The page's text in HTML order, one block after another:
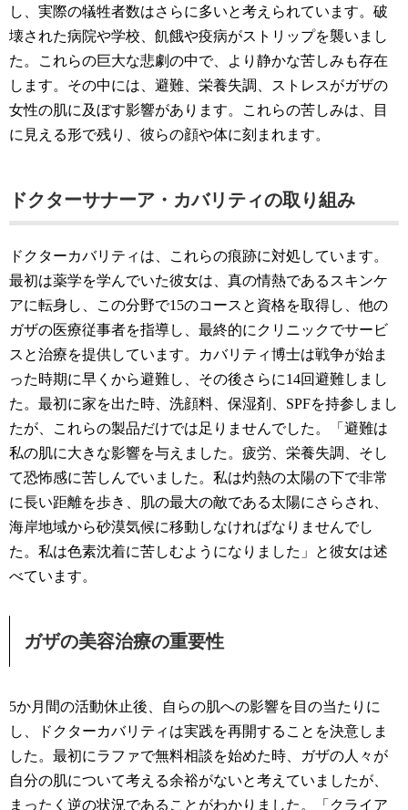
し、実際の犠牲者数はさらに多いと考えられています。破
壊された病院や学校、飢餓や疫病がストリップを襲いまし
た。これらの巨大な悲劇の中で、より静かな苦しみも存在
します。その中には、避難、栄養失調、ストレスがガザの
女性の肌に及ぼす影響があります。これらの苦しみは、目
に見える形で残り、彼らの顔や体に刻まれます。
ドクターサナーア・カバリティの取り組み
ドクターカバリティは、これらの痕跡に対処しています。
最初は薬学を学んでいた彼女は、真の情熱であるスキンケ
アに転身し、この分野で15のコースと資格を取得し、他の
ガザの医療従事者を指導し、最終的にクリニックでサービ
スと治療を提供しています。カバリティ博士は戦争が始ま
った時期に早くから避難し、その後さらに14回避難しまし
た。最初に家を出た時、洗顔料、保湿剤、SPFを持参しまし
たが、これらの製品だけでは足りませんでした。「避難は
私の肌に大きな影響を与えました。疲労、栄養失調、そし
て恐怖感に苦しんでいました。私は灼熱の太陽の下で非常
に長い距離を歩き、肌の最大の敵である太陽にさらされ、
海岸地域から砂漠気候に移動しなければなりませんでし
た。私は色素沈着に苦しむようになりました」と彼女は述
べています。
ガザの美容治療の重要性
5か月間の活動休止後、自らの肌への影響を目の当たりに
し、ドクターカバリティは実践を再開することを決意しま
した。最初にラファで無料相談を始めた時、ガザの人々が
自分の肌について考える余裕がないと考えていましたが、
まったく逆の状況であることがわかりました。「クライア